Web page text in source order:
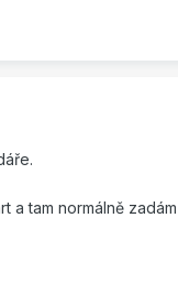
a tam normálně